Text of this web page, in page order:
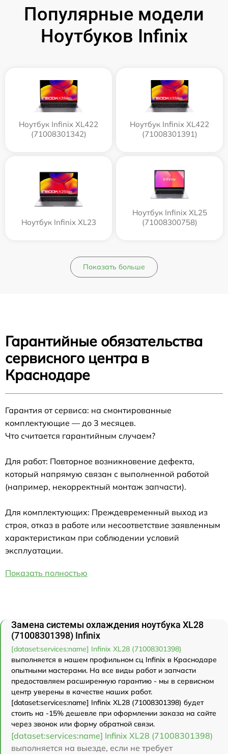
Популярные модели
Ноутбуков Infinix
Ноутбук Infinix XL422
(71008301342)
Ноутбук Infinix XL422
(71008301391)
Ноутбук Infinix XL23
Ноутбук Infinix XL25
(71008300758)
Показать больше
Гарантийные обязательства
сервисного центра в
Краснодаре
Гарантия от сервиса: на смонтированные
комплектующие — до 3 месяцев.
Что считается гарантийным случаем?
Для работ: Повторное возникновение дефекта,
который напрямую связан с выполненной работой
(например, некорректный монтаж запчасти).
Для комплектующих: Преждевременный выход из
строя, отказ в работе или несоответствие заявленным
характеристикам при соблюдении условий
эксплуатации.
Показать полностью
Замена системы охлаждения ноутбука XL28
(71008301398) Infinix
[dataset:services:name] Infinix XL28 (71008301398)
выполняется в нашем профильном сц Infinix в Краснодаре
опытными мастерами. На все виды работ и запчасти
предоставляем расширенную гарантию - мы в сервисном
центр уверены в качестве наших работ.
[dataset:services:name] Infinix XL28 (71008301398) будет
стоить на -15% дешевле при оформлении заказа на сайте
через звонок или форму обратной связи.
[dataset:services:name] Infinix XL28 (71008301398)
выполняется на выезде, если не требует